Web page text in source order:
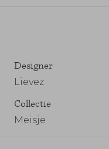
Designer
Lievez
Collectie
Meisje